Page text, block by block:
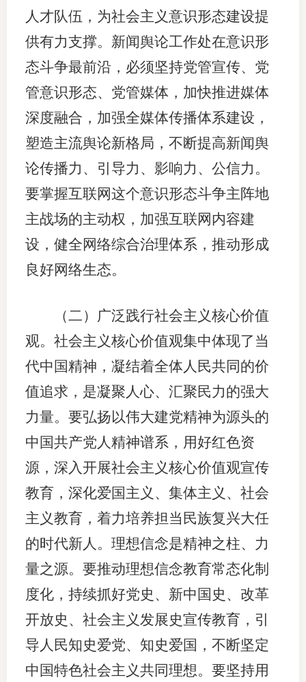
人才队伍，为社会主义意识形态建设提
供有力支撑。新闻舆论工作处在意识形
态斗争最前沿，必须坚持党管宣传、党
管意识形态、党管媒体，加快推进媒体
深度融合，加强全媒体传播体系建设，
塑造主流舆论新格局，不断提高新闻舆
论传播力、引导力、影响力、公信力。
要掌握互联网这个意识形态斗争主阵地
主战场的主动权，加强互联网内容建
设，健全网络综合治理体系，推动形成
良好网络生态。
（二）广泛践行社会主义核心价值
观。社会主义核心价值观集中体现了当
代中国精神，凝结着全体人民共同的价
值追求，是凝聚人心、汇聚民力的强大
力量。要弘扬以伟大建党精神为源头的
中国共产党人精神谱系，用好红色资
源，深入开展社会主义核心价值观宣传
教育，深化爱国主义、集体主义、社会
主义教育，着力培养担当民族复兴大任
的时代新人。理想信念是精神之柱、力
量之源。要推动理想信念教育常态化制
度化，持续抓好党史、新中国史、改革
开放史、社会主义发展史宣传教育，引
导人民知史爱党、知史爱国，不断坚定
中国特色社会主义共同理想。要坚持用